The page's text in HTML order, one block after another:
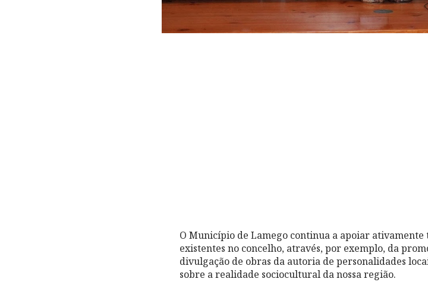
O Município de Lamego continua a apoiar ativamente
existentes no concelho, através, por exemplo, da
divulgação de obras da autoria de personalidades
sobre a realidade sociocultural da nossa região.